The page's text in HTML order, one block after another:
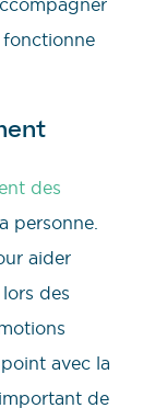
fonctionne
des
personne.
aider
des
avec la
de